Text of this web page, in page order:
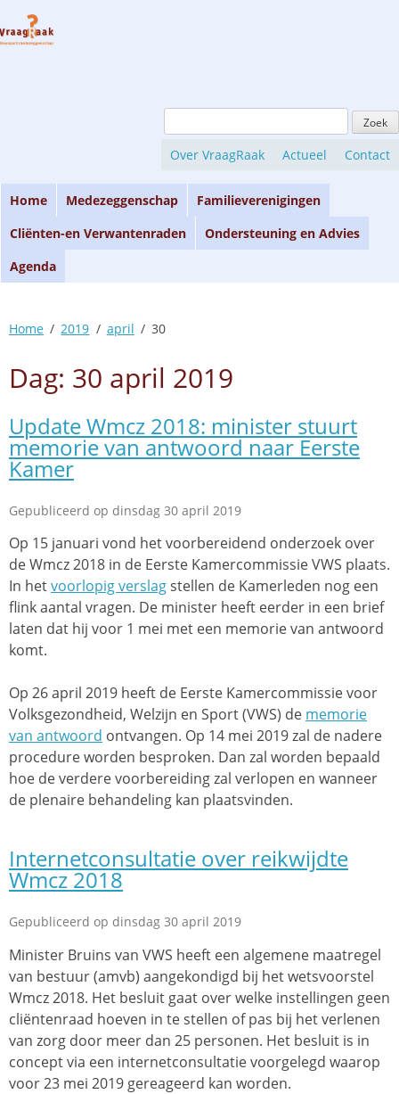
to
naar:
Over VraagRaak Actueel Contact
Home Medezeggenschap
Familieverenigingen
Cliënten-en Verwantenraden
Ondersteuning en Advies
Agenda
Home 2019 april 30
Dag: 30 april 2019
Update Wmcz 2018: minister stuurt
memorie van antwoord naar Eerste
Kamer
Gepubliceerd op dinsdag 30 april 2019
Op 15 januari vond het voorbereidend onderzoek over
de Wmcz 2018 in de Eerste Kamercommissie VWS plaats.
In hetvoorlopig verslagstellen de Kamerleden nog een
flink aantal vragen. De minister heeft eerder in een brief
laten dat hij voor 1 mei met een memorie van antwoord
komt.
Op 26 april 2019 heeft de Eerste Kamercommissie voor
Volksgezondheid, Welzijn en Sport (VWS) de memorie
van antwoord ontvangen. Op 14 mei 2019 zal de nadere
procedure worden besproken. Dan zal worden bepaald
hoe de verdere voorbereiding zal verlopen en wanneer
de plenaire behandeling kan plaatsvinden.
Internetconsultatie over reikwijdte
Wmcz 2018
Gepubliceerd op dinsdag 30 april 2019
Minister Bruins van VWS heeft een algemene maatregel
van bestuur (amvb) aangekondigd bij het wetsvoorstel
Wmcz 2018. Het besluit gaat over welke instellingen geen
cliëntenraad hoeven in te stellen of pas bij het verlenen
van zorg door meer dan 25 personen. Het besluit is in
concept via een internetconsultatie voorgelegd waarop
voor 23 mei 2019 gereageerd kan worden.